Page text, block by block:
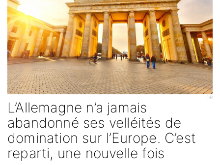
DR
L’Allemagne n’a jamais
abandonné ses velléités de
domination sur l’Europe. C’est
reparti, une nouvelle fois